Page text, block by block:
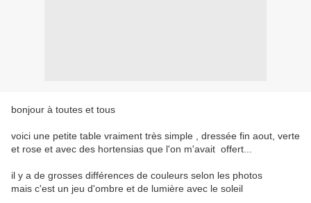
bonjour à toutes et tous
voici une petite table vraiment très simple , dressée fin aout, verte
et rose et avec des hortensias que l'on m'avait offert...
il y a de grosses différences de couleurs selon les photos
mais c'est un jeu d'ombre et de lumière avec le soleil